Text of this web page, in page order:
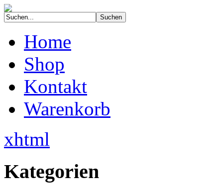
Home
Shop
Kontakt
Warenkorb
xhtml
Kategorien